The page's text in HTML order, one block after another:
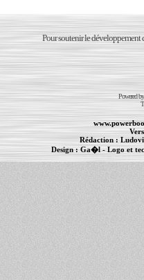
Pour soutenir le développement
Powered
Rédaction :
Design : Ga�l- Logo et